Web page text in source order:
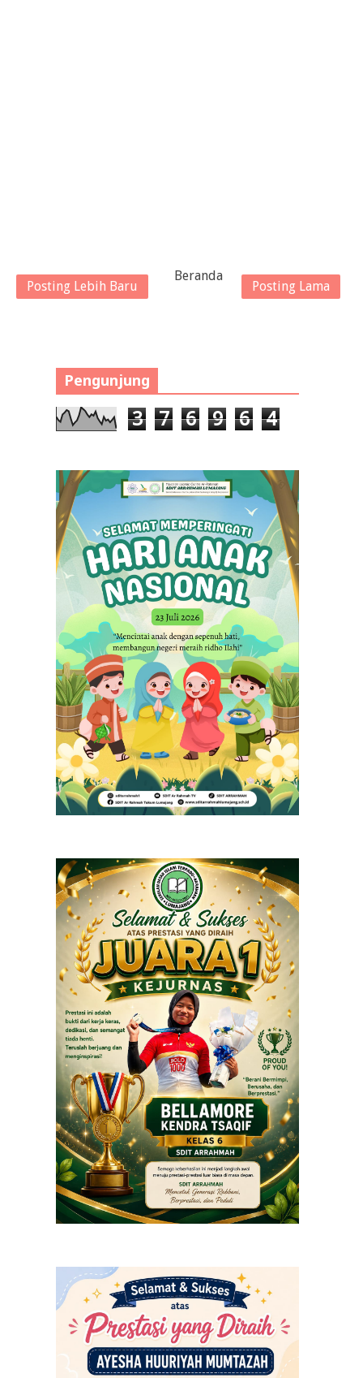
Posting Lebih Baru Posting Lama
Beranda
Pengunjung
3 7 6 9 6 4